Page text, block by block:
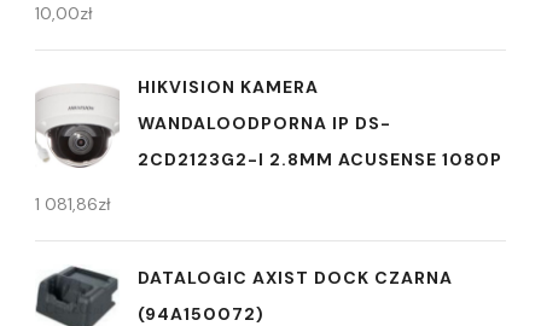
10,00zł
HIKVISION KAMERA
WANDALOODPORNA IP DS-
2CD2123G2-I 2.8MM ACUSENSE 1080P
1 081,86zł
DATALOGIC AXIST DOCK CZARNA
(94A150072)